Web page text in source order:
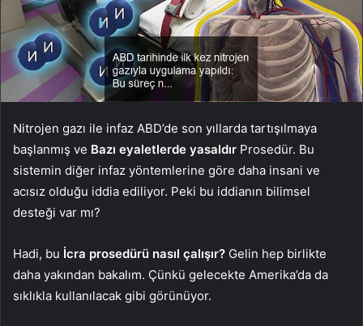
Nitrojen gazı ile infaz ABD’de son yıllarda tartışılmaya
başlanmış ve Bazı eyaletlerde yasaldır Prosedür. Bu
sistemin diğer infaz yöntemlerine göre daha insani ve
acısız olduğu iddia ediliyor. Peki bu iddianın bilimsel
desteği var mı?
Hadi, bu İcra prosedürü nasıl çalışır? Gelin hep birlikte
daha yakından bakalım. Çünkü gelecekte Amerika’da da
sıklıkla kullanılacak gibi görünüyor.